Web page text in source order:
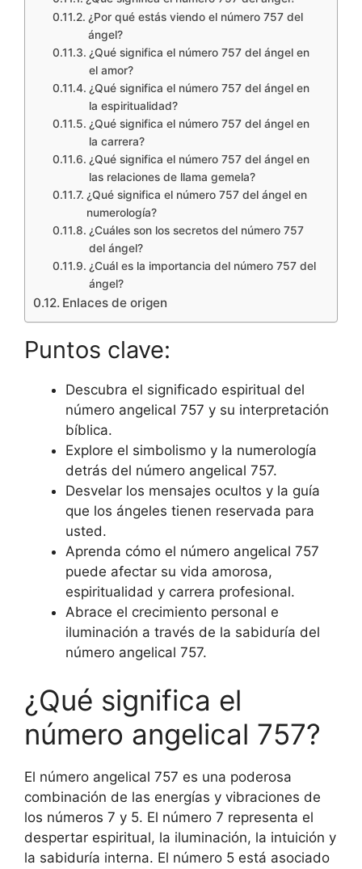
¿Por qué estás viendo el número 757 del
ángel?
¿Qué significa el número 757 del ángel en
el amor?
¿Qué significa el número 757 del ángel en
la espiritualidad?
¿Qué significa el número 757 del ángel en
la carrera?
¿Qué significa el número 757 del ángel en
las relaciones de llama gemela?
¿Qué significa el número 757 del ángel en
numerología?
¿Cuáles son los secretos del número 757
del ángel?
¿Cuál es la importancia del número 757 del
ángel?
Enlaces de origen
Puntos clave:
Descubra el significado espiritual del
número angelical 757 y su interpretación
bíblica.
Explore el simbolismo y la numerología
detrás del número angelical 757.
Desvelar los mensajes ocultos y la guía
que los ángeles tienen reservada para
usted.
Aprenda cómo el número angelical 757
puede afectar su vida amorosa,
espiritualidad y carrera profesional.
Abrace el crecimiento personal e
iluminación a través de la sabiduría del
número angelical 757.
¿Qué significa el
número angelical 757?
El número angelical 757 es una poderosa
combinación de las energías y vibraciones de
los números 7 y 5. El número 7 representa el
despertar espiritual, la iluminación, la intuición y
la sabiduría interna. El número 5 está asociado